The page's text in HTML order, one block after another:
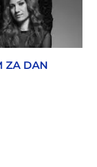
ZA DAN